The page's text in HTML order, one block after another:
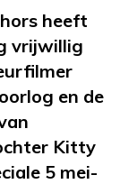
heeft
vrijwillig
en de
Kitty
5 mei-